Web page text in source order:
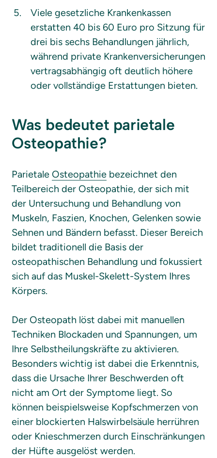
Viele gesetzliche Krankenkassen
erstatten 40 bis 60 Euro pro Sitzung für
drei bis sechs Behandlungen jährlich,
während private Krankenversicherungen
vertragsabhängig oft deutlich höhere
oder vollständige Erstattungen bieten.
Was bedeutet parietale
Osteopathie?
Parietale Osteopathie bezeichnet den
Teilbereich der Osteopathie, der sich mit
der Untersuchung und Behandlung von
Muskeln, Faszien, Knochen, Gelenken sowie
Sehnen und Bändern befasst. Dieser Bereich
bildet traditionell die Basis der
osteopathischen Behandlung und fokussiert
sich auf das Muskel-Skelett-System Ihres
Körpers.
Der Osteopath löst dabei mit manuellen
Techniken Blockaden und Spannungen, um
Ihre Selbstheilungskräfte zu aktivieren.
Besonders wichtig ist dabei die Erkenntnis,
dass die Ursache Ihrer Beschwerden oft
nicht am Ort der Symptome liegt. So
können beispielsweise Kopfschmerzen von
einer blockierten Halswirbelsäule herrühren
oder Knieschmerzen durch Einschränkungen
der Hüfte ausgelöst werden.